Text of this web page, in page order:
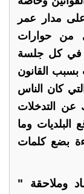
على مدار عمر
من حوارات
في كل جلسة
بسبب القانون
كان الناس
عن التدخلات
البلديات وما
بضع كلمات
وملاحقة "